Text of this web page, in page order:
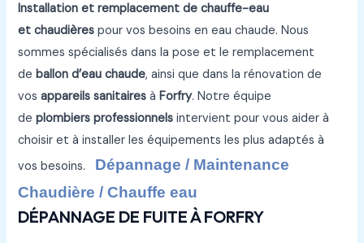
Installation et remplacement de chauffe-eau
et chaudières pour vos besoins en eau chaude. Nous
sommes spécialisés dans la pose et le remplacement
deballon d’eau chaude, ainsi que dans la rénovation de
vosappareils sanitaires àForfry. Notre équipe
deplombiers professionnels intervient pour vous aider à
choisir et à installer les équipements les plus adaptés à
vos besoins. Dépannage / Maintenance
Chaudière / Chauffe eau
DÉPANNAGE DE FUITE À FORFRY